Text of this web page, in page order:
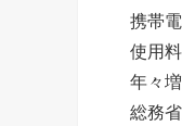
携帯
使用
年々
総務